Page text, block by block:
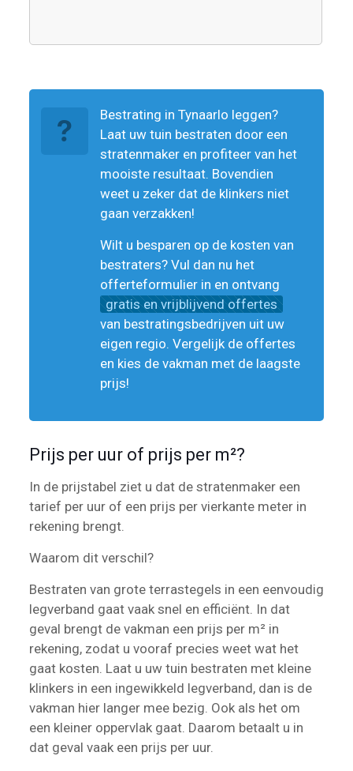
Bestrating in Tynaarlo leggen?
Laat uw tuin bestraten door een
stratenmaker en profiteer van het
mooiste resultaat. Bovendien
weet u zeker dat de klinkers niet
gaan verzakken!
Wilt u besparen op de kosten van
bestraters? Vul dan nu het
offerteformulier in en ontvang
gratis en vrijblijvend offertes
van bestratingsbedrijven uit uw
eigen regio. Vergelijk de offertes
en kies de vakman met de laagste
prijs!
Prijs per uur of prijs per m²?
In de prijstabel ziet u dat de stratenmaker een
tarief per uur of een prijs per vierkante meter in
rekening brengt.
Waarom dit verschil?
Bestraten van grote terrastegels in een eenvoudig
legverband gaat vaak snel en efficiënt. In dat
geval brengt de vakman een prijs per m² in
rekening, zodat u vooraf precies weet wat het
gaat kosten. Laat u uw tuin bestraten met kleine
klinkers in een ingewikkeld legverband, dan is de
vakman hier langer mee bezig. Ook als het om
een kleiner oppervlak gaat. Daarom betaalt u in
dat geval vaak een prijs per uur.